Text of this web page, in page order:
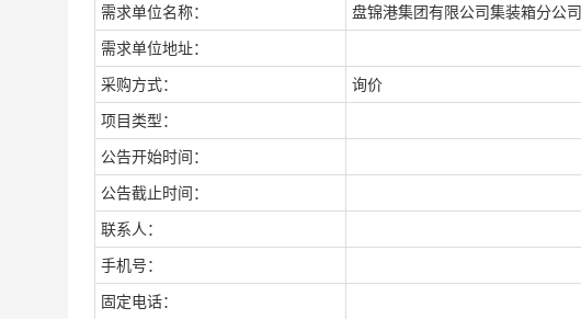
需求单位名称： 盘锦港集团有限公司集装箱分公司
需求单位地址：
采购方式： 询价
项目类型：
公告开始时间：
公告截止时间：
联系人：
手机号：
固定电话：